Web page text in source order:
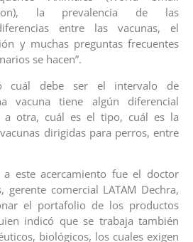
la prevalencia de las
entre las vacunas, el
y muchas preguntas frecuentes
se hacen”.
cuál debe ser el intervalo de
vacuna tiene algún diferencial
a otra, cuál es el tipo, cuál es la
dirigidas para perros, entre
este acercamiento fue el doctor
gerente comercial LATAM Dechra,
el portafolio de los productos
indicó que se trabaja también
biológicos, los cuales exigen